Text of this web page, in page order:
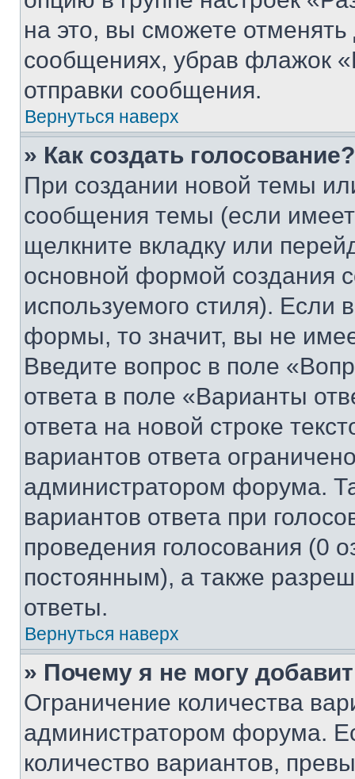
на это, вы сможете
сообщениях, убрав флажок
отправки сообщения.
Вернуться наверх
» Как создать голосование?
При создании новой темы
сообщения темы (если
щелкните вкладку или
основной формой создания
используемого стиля). Если
формы, то значит, вы не
Введите вопрос в поле
ответа в поле «Варианты
ответа на новой строке
вариантов ответа
администратором форума.
вариантов ответа при
проведения голосования (0
постоянным), а также
ответы.
Вернуться наверх
» Почему я не могу
Ограничение количества
администратором форума.
количество вариантов,